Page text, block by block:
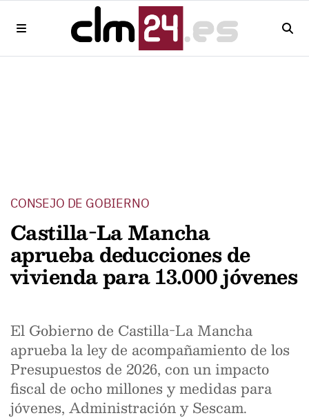
CONSEJO DE GOBIERNO
Castilla-La Mancha
aprueba deducciones de
vivienda para 13.000 jóvenes
El Gobierno de Castilla-La Mancha
aprueba la ley de acompañamiento de los
Presupuestos de 2026, con un impacto
fiscal de ocho millones y medidas para
jóvenes, Administración y Sescam.